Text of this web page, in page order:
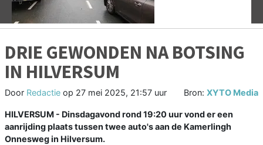
DRIE GEWONDEN NA BOTSING
IN HILVERSUM
Door Redactie op 27 mei 2025, 21:57 uur Bron: XYTO Media
HILVERSUM - Dinsdagavond rond 19:20 uur vond er een
aanrijding plaats tussen twee auto's aan de Kamerlingh
Onnesweg in Hilversum.